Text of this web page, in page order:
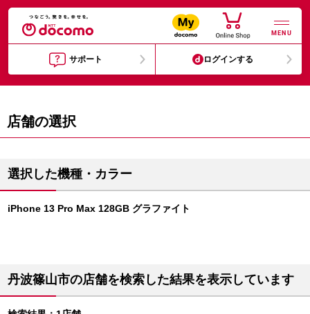
MENU
サポート ログインする
店舗の選択
選択した機種・カラー
iPhone 13 Pro Max 128GB グラファイト
丹波篠山市の店舗を検索した結果を表示しています